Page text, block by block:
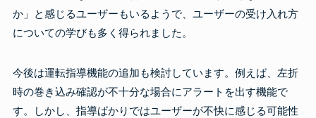
か」と感じるユーザーもいるようで、ユーザーの受け入れ方
についての学びも多く得られました。
今後は運転指導機能の追加も検討しています。例えば、左折
時の巻き込み確認が不十分な場合にアラートを出す機能で
す。しかし、指導ばかりではユーザーが不快に感じる可能性